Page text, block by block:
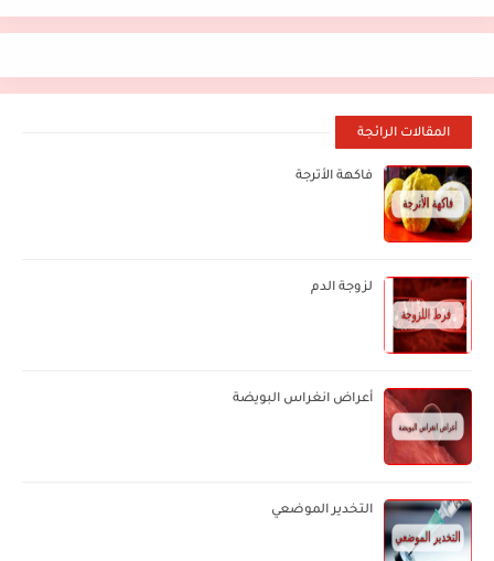
المقالات الرائجة
فاكهة الأترجة
لزوجة الدم
أعراض انغراس البويضة
التخدير الموضعي